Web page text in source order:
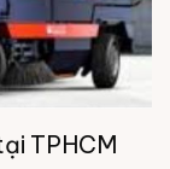
TPHCM